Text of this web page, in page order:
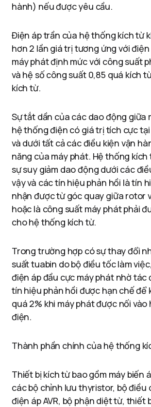
hành) nếu được yêu cầu.
Điện áp trần của hệ thống kích từ
hơn 2 lần giá trị tương ứng với
máy phát định mức với công suất
và hệ số công suất 0,85 quá kích
kích từ.
Sự tắt dần của các dao động giữa
hệ thống điện có giá trị tích cực
và dưới tất cả các điều kiện vận
năng của máy phát. Hệ thống kích
sự suy giảm dao động dưới các
vậy và các tín hiệu phản hồi là tín
nhận được từ góc quay giữa rotor
hoặc là công suất máy phát phải
cho hệ thống kích từ.
Trong trường hợp có sự thay đổi
suất tuabin do bộ điều tốc làm
điện áp đầu cực máy phát nhờ tác
tín hiệu phản hồi được hạn chế để
quá 2% khi máy phát được nối
điện.
Thành phần chính của hệ thống
Thiết bị kích từ bao gồm máy biến
các bộ chỉnh lưu thyristor, bộ điều
điện áp AVR, bộ phận diệt từ, thiết